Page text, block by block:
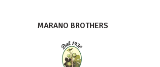
MARANO BROTHERS